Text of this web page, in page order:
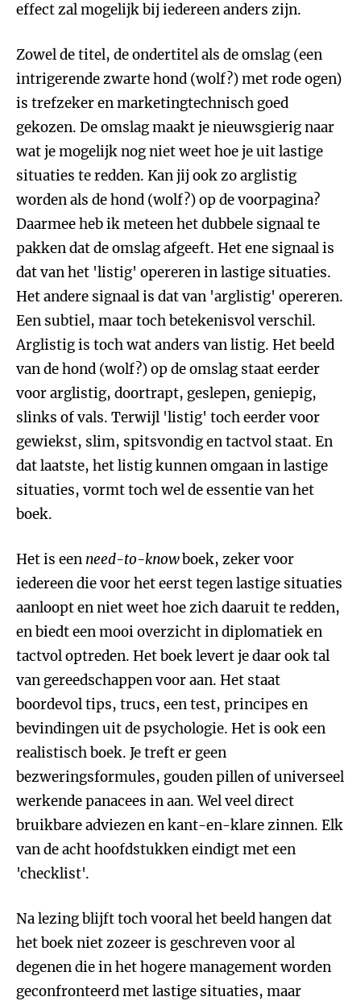
effect zal mogelijk bij iedereen anders zijn.
Zowel de titel, de ondertitel als de omslag (een
intrigerende zwarte hond (wolf?) met rode ogen)
is trefzeker en marketingtechnisch goed
gekozen. De omslag maakt je nieuwsgierig naar
wat je mogelijk nog niet weet hoe je uit lastige
situaties te redden. Kan jij ook zo arglistig
worden als de hond (wolf?) op de voorpagina?
Daarmee heb ik meteen het dubbele signaal te
pakken dat de omslag afgeeft. Het ene signaal is
dat van het 'listig' opereren in lastige situaties.
Het andere signaal is dat van 'arglistig' opereren.
Een subtiel, maar toch betekenisvol verschil.
Arglistig is toch wat anders van listig. Het beeld
van de hond (wolf?) op de omslag staat eerder
voor arglistig, doortrapt, geslepen, geniepig,
slinks of vals. Terwijl 'listig' toch eerder voor
gewiekst, slim, spitsvondig en tactvol staat. En
dat laatste, het listig kunnen omgaan in lastige
situaties, vormt toch wel de essentie van het
boek.
Het is een need-to-knowboek, zeker voor
iedereen die voor het eerst tegen lastige situaties
aanloopt en niet weet hoe zich daaruit te redden,
en biedt een mooi overzicht in diplomatiek en
tactvol optreden. Het boek levert je daar ook tal
van gereedschappen voor aan. Het staat
boordevol tips, trucs, een test, principes en
bevindingen uit de psychologie. Het is ook een
realistisch boek. Je treft er geen
bezweringsformules, gouden pillen of universeel
werkende panacees in aan. Wel veel direct
bruikbare adviezen en kant-en-klare zinnen. Elk
van de acht hoofdstukken eindigt met een
'checklist'.
Na lezing blijft toch vooral het beeld hangen dat
het boek niet zozeer is geschreven voor al
degenen die in het hogere management worden
geconfronteerd met lastige situaties, maar